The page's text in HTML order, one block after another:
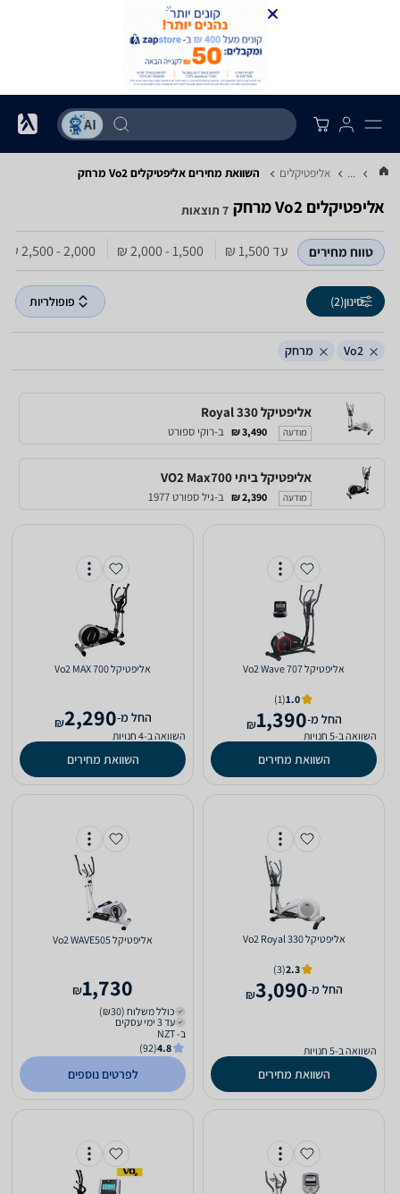
... אליפטיקלים השוואת מחירים אליפטיקלים ‏Vo2 ‏מרחק
אליפטיקלים ‏Vo2 ‏מרחק 7 תוצאות
טווח מחירים עד 1,500‏ ₪ 1,500 - 2,000‏ ₪
2,000 - 2,500‏ ₪
סינון(2) פופולריות
Vo2 מרחק
אליפטיקל Royal 330
מודעה 3,490 ₪ ב-רוקי ספורט
אליפטיקל ביתי VO2 Max700
מודעה 2,390 ₪ ב-גיל ספורט 1977
אליפטיקל Vo2 Wave 707
1.0
(1)
‫החל מ-1,390
₪
השוואה ב-5 חנויות
השוואת מחירים
אליפטיקל Vo2 MAX 700
‫החל מ-2,290
₪
השוואה ב-4 חנויות
השוואת מחירים
אליפטיקל Vo2 Royal 330
2.3
(3)
‫החל מ-3,090
₪
השוואה ב-5 חנויות
השוואת מחירים
אליפטיקל Vo2 WAVE505
1,730
₪
כולל משלוח (₪30)
עד 3 ימי עסקים
ב- NZT
4.8
(92)
לפרטים נוספים